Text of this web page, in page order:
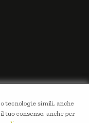
tecnologie simili, anche
tuo consenso, anche per